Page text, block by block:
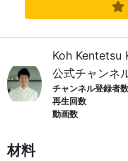
Koh Kentetsu
公式チャンネル
チャンネル登録者数
再生回数
動画数
材料